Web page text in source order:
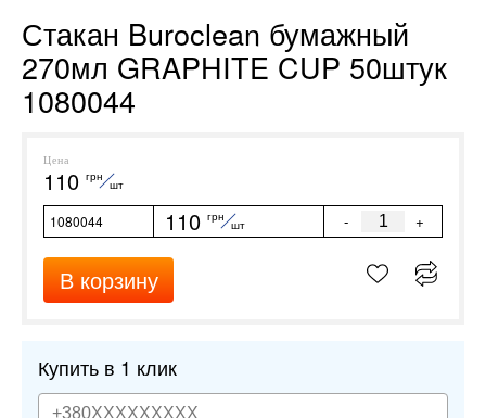
Стакан Buroclean бумажный
270мл GRAPHITE CUP 50штук
1080044
Цена
110 грн
шт
1080044 110 грн
шт - +
В корзину
Купить в 1 клик